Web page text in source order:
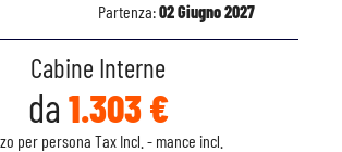
Partenza:02 Giugno 2027
Cabine Interne
da 1.303 €
per persona Tax Incl. - mance incl.